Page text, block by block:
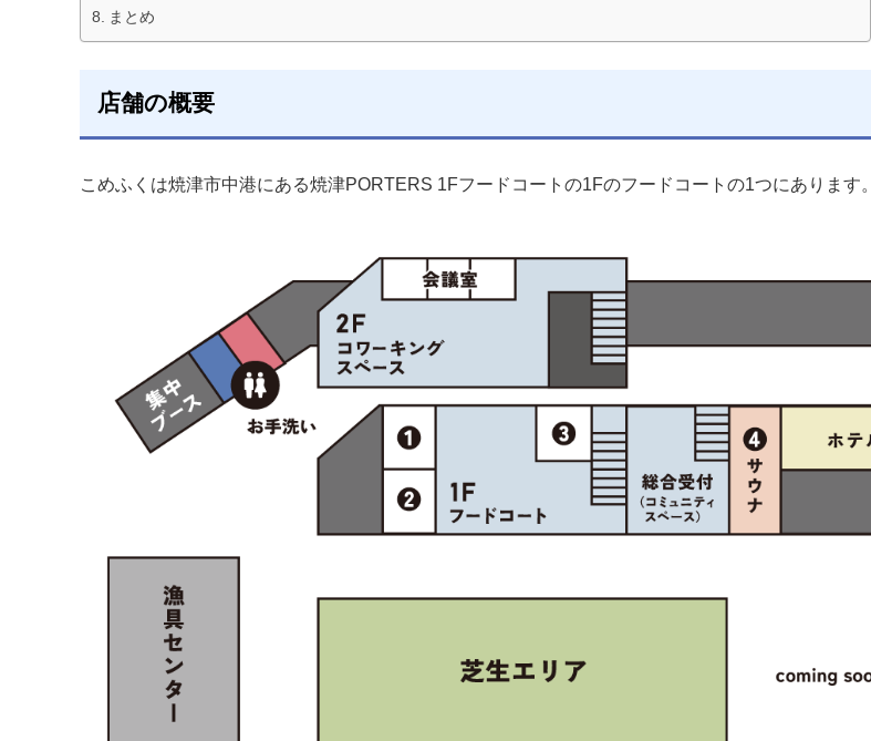
まとめ
店舗の概要
こめふくは焼津市中港にある焼津PORTERS 1Fフードコートの1Fのフードコートの1つにあります。